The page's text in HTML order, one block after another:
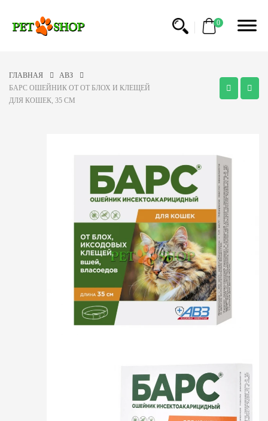
0
ГЛАВНАЯ
АВЗ
БАРС ОШЕЙНИК ОТ ОТ БЛОХ И КЛЕЩЕЙ
ДЛЯ КОШЕК, 35 СМ